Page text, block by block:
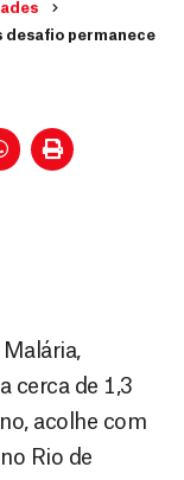
desafio permanece
cerca de 1,3
acolhe com
Rio de